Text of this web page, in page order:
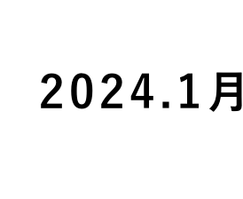
2024.1月